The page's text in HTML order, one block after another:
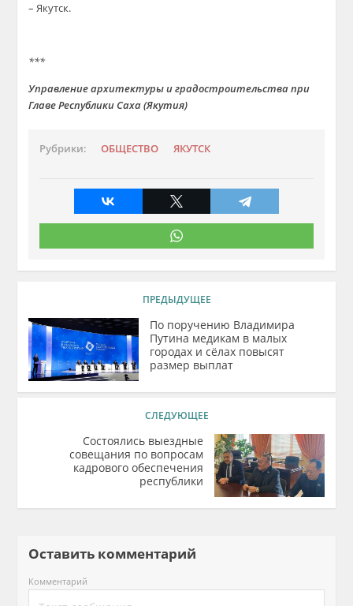
– Якутск.
***
Управление архитектуры и градостроительства при
Главе Республики Саха (Якутия)
Рубрики: ОБЩЕСТВО ЯКУТСК
ПРЕДЫДУЩЕЕ
По поручению Владимира
Путина медикам в малых
городах и сёлах повысят
размер выплат
СЛЕДУЮЩЕЕ
Состоялись выездные
совещания по вопросам
кадрового обеспечения
республики
Оставить комментарий
Комментарий